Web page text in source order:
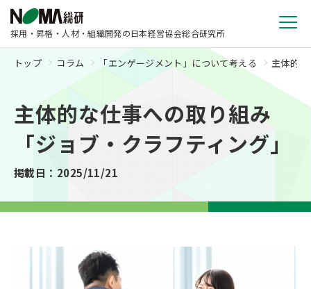
採用・昇格・人材・組織開発の日本経営協会総合研究所
トップ コラム 「エンゲージメント」について考える 主体的
主体的な仕事への取り組み
「ジョブ・クラフティング」
掲載日：2025/11/21